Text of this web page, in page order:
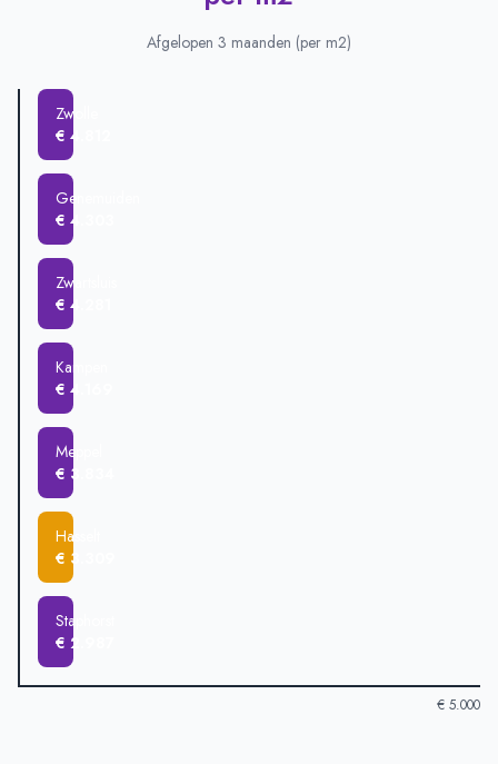
€ 734.083
€ 512.529
Meppel
Kampen
Staphorst
Hasselt
Afgelopen 3 maanden (per m2)
Zwolle
€ 4.812
Genemuiden
€ 4.303
Zwartsluis
€ 4.281
Kampen
€ 4.169
Meppel
€ 3.834
Hasselt
€ 3.309
Staphorst
€ 2.987
€ 5.000